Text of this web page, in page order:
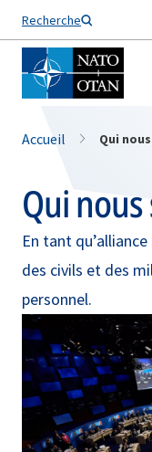
Recherche
Nom de famille*
Accueil Qui
Qui
En tant
des civils et des
personnel.